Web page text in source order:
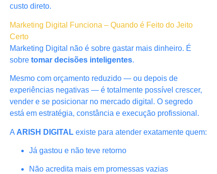
custo direto.
Marketing Digital Funciona – Quando é Feito do Jeito
Certo
Marketing Digital não é sobre gastar mais dinheiro. É
sobre tomar decisões inteligentes.
Mesmo com orçamento reduzido — ou depois de
experiências negativas — é totalmente possível crescer,
vender e se posicionar no mercado digital. O segredo
está em estratégia, constância e execução profissional.
A ARISH DIGITAL existe para atender exatamente quem:
Já gastou e não teve retorno
Não acredita mais em promessas vazias